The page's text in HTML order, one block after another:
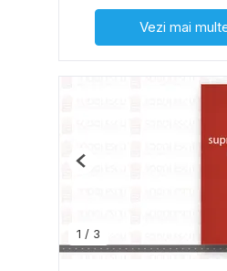
Vezi mai
1 / 3
Previous